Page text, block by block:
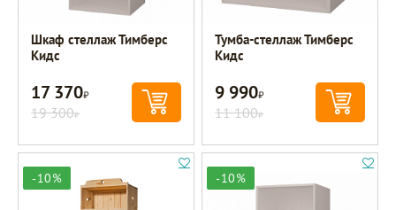
Шкаф стеллаж Тимберс
Кидс
17 370Р
19 300Р
Тумба-стеллаж Тимберс
Кидс
9 990Р
11 100Р
-10% -10%